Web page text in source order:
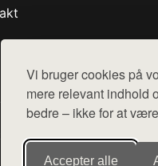
Vi bruger cookies på
mere relevant indhold
bedre – ikke for at
Accepter alle
diverse webshops.